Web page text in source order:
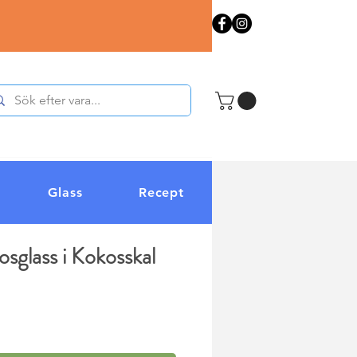
Glass Recept
i Kokosskal